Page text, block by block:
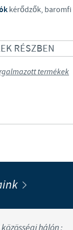
kérődzők,
RÉSZBEN
termékek